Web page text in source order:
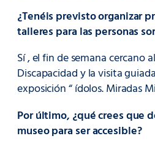
¿Tenéis previsto organizar
talleres para las personas
Sí , el fin de semana cercano
Discapacidad y la visita
exposición “ ídolos. Miradas
Por último, ¿qué crees que
museo para ser accesible?